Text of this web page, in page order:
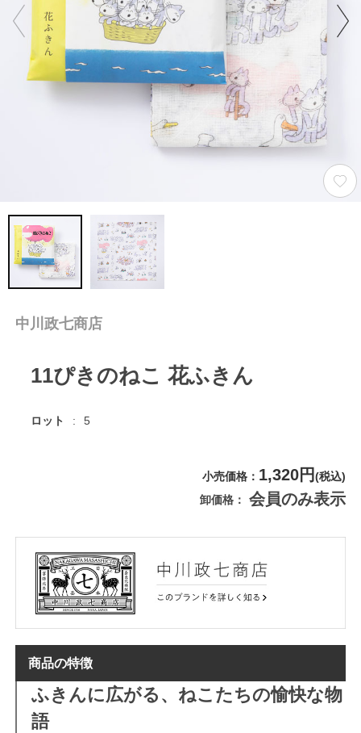
中川政七商店
11ぴきのねこ 花ふきん
ロット 5
小売価格 1,320円(税込)
卸価格
会員のみ表示
商品の特徴
ふきんに広がる、ねこたちの愉快な物
語